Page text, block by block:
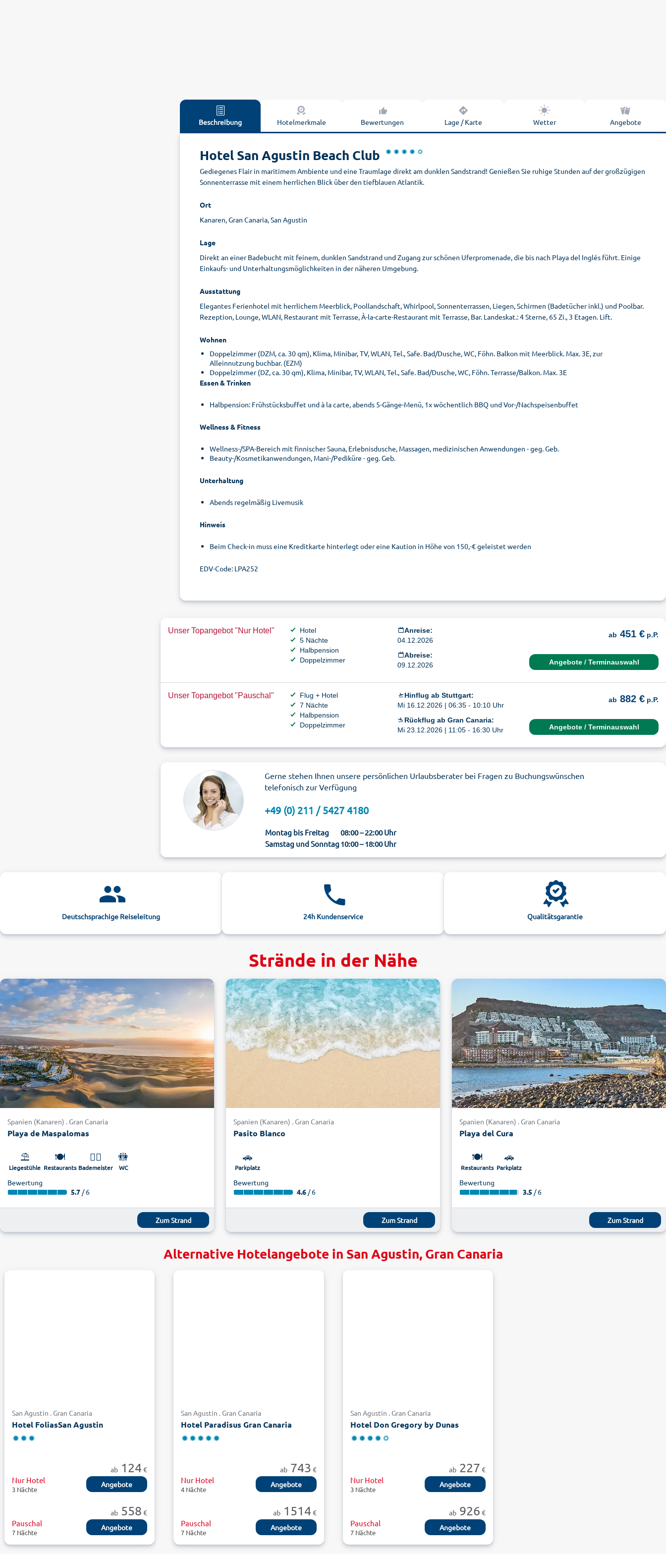
Beschreibung Hotelmerkmale Bewertungen Lage / Karte Wetter Angebote
Hotel San Agustin Beach Club
Gediegenes Flair in maritimem Ambiente und eine Traumlage direkt am dunklen Sandstrand! Genießen Sie ruhige Stunden auf der großzügigen
Sonnenterrasse mit einem herrlichen Blick über den tiefblauen Atlantik.
Ort
Kanaren, Gran Canaria, San Agustin
Lage
Direkt an einer Badebucht mit feinem, dunklen Sandstrand und Zugang zur schönen Uferpromenade, die bis nach Playa del Inglés führt. Einige
Einkaufs- und Unterhaltungsmöglichkeiten in der näheren Umgebung.
Ausstattung
Elegantes Ferienhotel mit herrlichem Meerblick, Poollandschaft, Whirlpool, Sonnenterrassen, Liegen, Schirmen (Badetücher inkl.) und Poolbar.
Rezeption, Lounge, WLAN, Restaurant mit Terrasse, À-la-carte-Restaurant mit Terrasse, Bar. Landeskat.: 4 Sterne, 65 Zi., 3 Etagen. Lift.
Wohnen
Doppelzimmer (DZM, ca. 30 qm), Klima, Minibar, TV, WLAN, Tel., Safe. Bad/Dusche, WC, Föhn. Balkon mit Meerblick. Max. 3E, zur
Alleinnutzung buchbar. (EZM)
Doppelzimmer (DZ, ca. 30 qm), Klima, Minibar, TV, WLAN, Tel., Safe. Bad/Dusche, WC, Föhn. Terrasse/Balkon. Max. 3E
Essen & Trinken
Halbpension: Frühstücksbuffet und à la carte, abends 5-Gänge-Menü, 1x wöchentlich BBQ und Vor-/Nachspeisenbuffet
Wellness & Fitness
Wellness-/SPA-Bereich mit finnischer Sauna, Erlebnisdusche, Massagen, medizinischen Anwendungen - geg. Geb.
Beauty-/Kosmetikanwendungen, Mani-/Pediküre - geg. Geb.
Unterhaltung
Abends regelmäßig Livemusik
Hinweis
Beim Check-in muss eine Kreditkarte hinterlegt oder eine Kaution in Höhe von 150,-€ geleistet werden
EDV-Code: LPA252
Unser Topangebot "Nur Hotel"
Hotel
5 Nächte
Halbpension
Doppelzimmer
Anreise:
04.12.2026
Abreise:
09.12.2026
ab 451 € p.P.
Angebote / Terminauswahl
Unser Topangebot "Pauschal"
Flug + Hotel
7 Nächte
Halbpension
Doppelzimmer
Hinflug ab Stuttgart:
Mi 16.12.2026 | 06:35 - 10:10 Uhr
Rückflug ab Gran Canaria:
Mi 23.12.2026 | 11:05 - 16:30 Uhr
ab 882 € p.P.
Angebote / Terminauswahl
Gerne stehen Ihnen unsere persönlichen Urlaubsberater bei Fragen zu Buchungswünschen
telefonisch zur Verfügung
+49 (0) 211 / 5427 4180
Montag bis Freitag
08:00 – 22:00 Uhr
Samstag und Sonntag10:00 – 18:00 Uhr
Deutschsprachige Reiseleitung 24h Kundenservice Qualitätsgarantie
Strände in der Nähe
Spanien (Kanaren) . Gran Canaria
Playa de Maspalomas
⛱️
Liegestühle
🍽️
Restaurants
🏊‍♂️
Bademeister
🚻
WC
Bewertung
5.7 / 6
Zum Strand
Spanien (Kanaren) . Gran Canaria
Pasito Blanco
🚗
Parkplatz
Bewertung
4.6 / 6
Zum Strand
Spanien (Kanaren) . Gran Canaria
Playa del Cura
🍽️
Restaurants
🚗
Parkplatz
Bewertung
3.5 / 6
Zum Strand
Alternative Hotelangebote in San Agustin, Gran Canaria
Angebote
558
Angebote
Angebote
1514
Angebote
Angebote
926
Angebote